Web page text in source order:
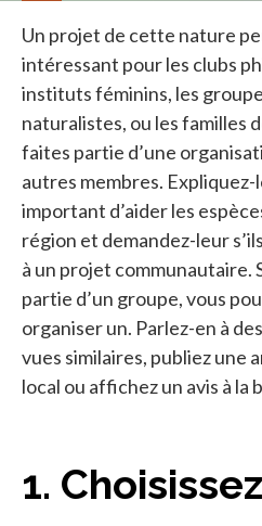
Un projet de cette nature
intéressant pour les clubs
instituts féminins, les
naturalistes, ou les familles
faites partie d’une
autres membres.
important d’aider les
région et demandez-leur
à un projet communautaire.
partie d’un groupe, vous
organiser un. Parlez-en à
vues similaires, publiez une
local ou affichez un avis à la
1.